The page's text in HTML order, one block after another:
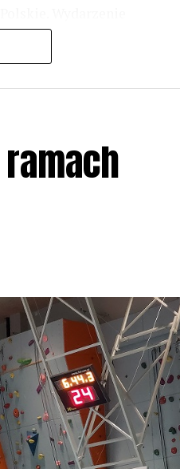
na
się w aktywne
wydarzenie obowiązują